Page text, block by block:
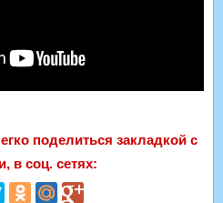
поделиться закладкой с
в соц. сетях: